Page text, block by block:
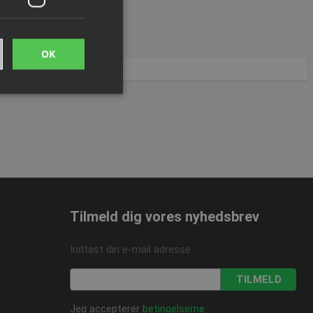
Tilmeld dig vores nyhedsbrev
Indtast din e-mail adresse
TILMELD
Jeg accepterer betingelserne
OK
brugerens
sessioner.